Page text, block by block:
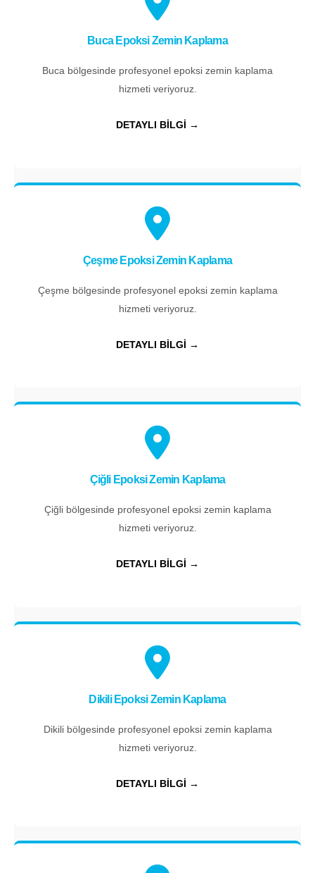
Buca Epoksi Zemin Kaplama
Buca bölgesinde profesyonel epoksi zemin kaplama
hizmeti veriyoruz.
DETAYLI BİLGİ →
Çeşme Epoksi Zemin Kaplama
Çeşme bölgesinde profesyonel epoksi zemin kaplama
hizmeti veriyoruz.
DETAYLI BİLGİ →
Çiğli Epoksi Zemin Kaplama
Çiğli bölgesinde profesyonel epoksi zemin kaplama
hizmeti veriyoruz.
DETAYLI BİLGİ →
Dikili Epoksi Zemin Kaplama
Dikili bölgesinde profesyonel epoksi zemin kaplama
hizmeti veriyoruz.
DETAYLI BİLGİ →